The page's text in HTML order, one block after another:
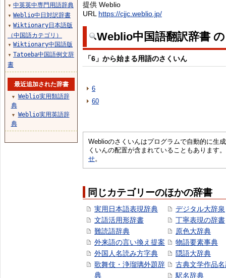
提供 Weblio
URL https://cjjc.weblio.jp/
Weblio中国語翻訳辞書
「6」から始まる用語のさくいん
6
60
Weblioのさくいんはプログラムで自動的に生
くいんの配置が含まれていることもあります
せ。
同じカテゴリーのほかの辞書
実用日本語表現辞典
文語活用形辞書
難読語辞典
外来語の言い換え提案
外国人名読み方字典
歌舞伎・浄瑠璃外題辞
典
デジタル大辞泉
丁寧表現の辞書
原色大辞典
物語要素事典
隠語大辞典
古典文学作品
駅名辞典
▼ 中英英中専門用語辞典
▼ Weblio中日対訳辞書
▼ Wiktionary日本語版
（中国語カテゴリ）
▼ Wiktionary中国語版
▼ Tatoeba中国語例文辞
書
最近追加された辞書
▼
Weblio実用類語辞
典
▼
Weblio実用英語辞
典